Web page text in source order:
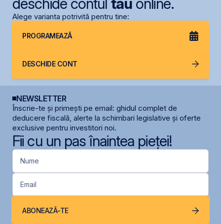
Alege varianta potrivită pentru tine:
PROGRAMEAZĂ
DESCHIDE CONT
NEWSLETTER
Înscrie-te și primești pe email: ghidul complet de
deducere fiscală, alerte la schimbari legislative și oferte
exclusive pentru investitori noi.
Fii cu un pas înaintea pieței!
Nume
Email
ABONEAZĂ-TE